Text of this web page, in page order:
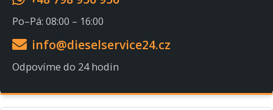
Po–Pá: 08:00 – 16:00
info@dieselservice24.cz
Odpovíme do 24 hodin